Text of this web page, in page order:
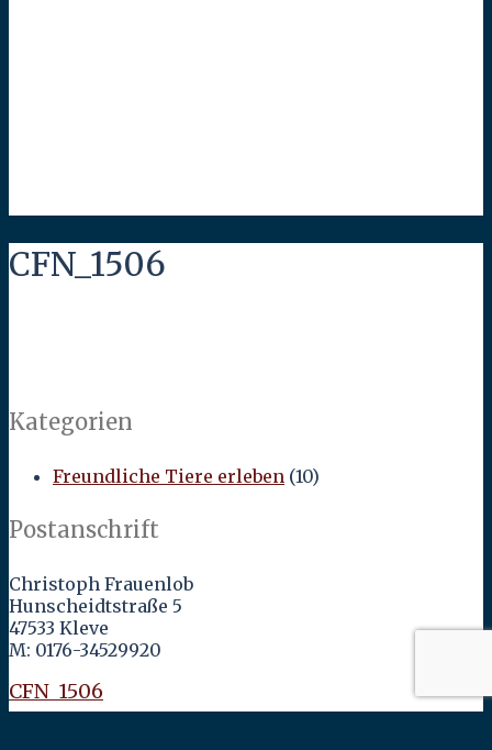
CFN_1506
Kategorien
Freundliche Tiere erleben (10)
Postanschrift
Christoph Frauenlob
Hunscheidtstraße 5
47533 Kleve
M: 0176-34529920
CFN_1506
←